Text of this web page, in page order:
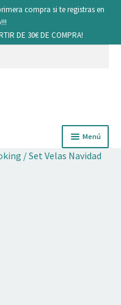
compra si te registras en
DE 30€ DE COMPRA!
Menú
/Set Velas Navidad